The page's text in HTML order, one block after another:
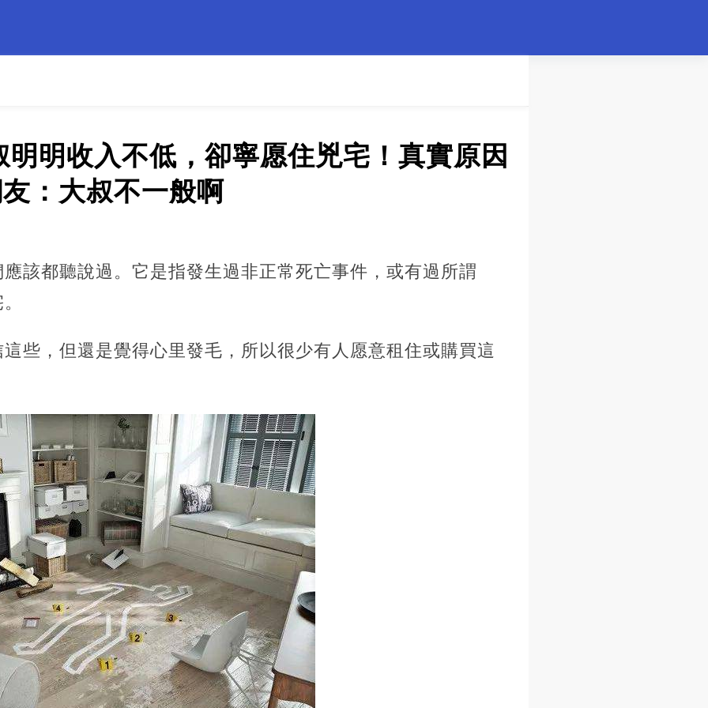
明收入不低，卻寧愿住兇宅！真實原因
：大叔不一般啊
該都聽說過。它是指發生過非正常死亡事件，或有過所謂
些，但還是覺得心里發毛，所以很少有人愿意租住或購買這